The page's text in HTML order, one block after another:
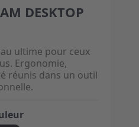
ultime pour ceux
Ergonomie,
réunis dans un outil
the options chosen on the
DESKTOP